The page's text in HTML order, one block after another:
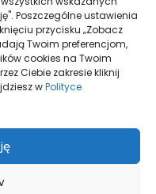
Poszczególne ustawienia
przycisku „Zobacz
Twoim preferencjom,
cookies na Twoim
Ciebie zakresie kliknij
wPolityce
Góra: który szlak na
wejście